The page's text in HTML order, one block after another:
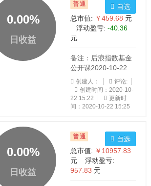
0.00%
日收益
普通
总市值: ￥459.68 元
浮动盈亏: -40.36
元
备注：后浪指数基金
公开课2020-10-22
创建人：
评论:
创建时间：2020-10-
22 15:22
更新时
间：2020-10-22 15:25
自选
0.00%
日收益
普通
总市值: ￥10957.83
元 浮动盈亏:
957.83 元
自选